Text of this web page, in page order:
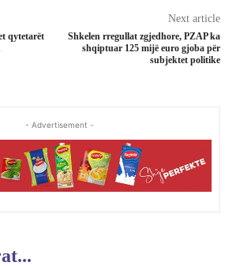
qytetarët
Next article
Shkelen rregullat zgjedhore, PZAP ka
shqiptuar 125 mijë euro gjoba për
subjektet politike
- Advertisement -